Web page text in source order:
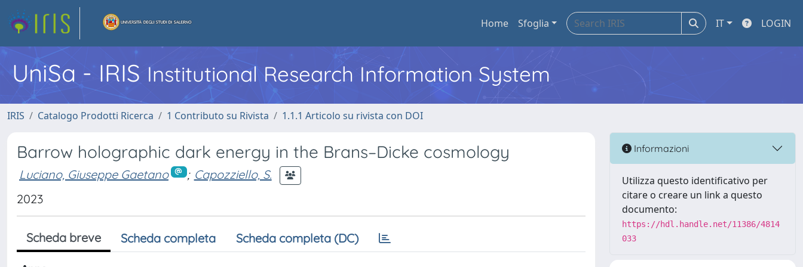
Home Sfoglia IT LOGIN
UniSa - IRIS Institutional Research Information System
IRIS Catalogo Prodotti Ricerca 1 Contributo su Rivista 1.1.1 Articolo su rivista con DOI
Barrow holographic dark energy in the Brans–Dicke cosmology
Luciano, Giuseppe Gaetano ; Capozziello, S.
2023
Scheda breve Scheda completa Scheda completa (DC)
Informazioni
Utilizza questo identificativo per
citare o creare un link a questo
documento:
https://hdl.handle.net/11386/4814
033